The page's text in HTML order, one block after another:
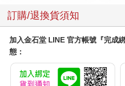
個音樂節比起來相對年輕，近年受
Melt。Feel 的地點在湖區，帳篷區
近年德國整體氛圍最好的音樂節；
民的價格，不花錢請大牌且偏好新
者最關注的音樂節。最後推薦
題的朋友，它位於iekebusch 湖旁，
如果不想紮營，聽完一天的表演還能
訂購/退換貨須知
加入金石堂 LINE 官方帳號『完成
態：